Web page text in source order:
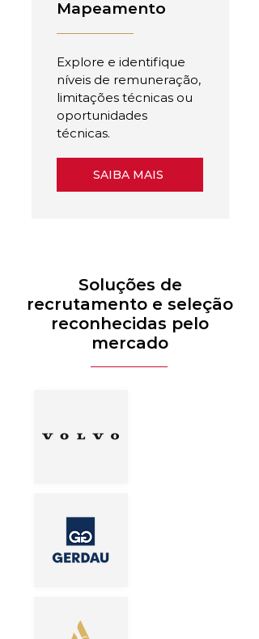
Mapeamento
Explore e identifique
níveis de remuneração,
limitações técnicas ou
oportunidades
técnicas.
SAIBA MAIS
Soluções de
recrutamento e seleção
reconhecidas pelo
mercado